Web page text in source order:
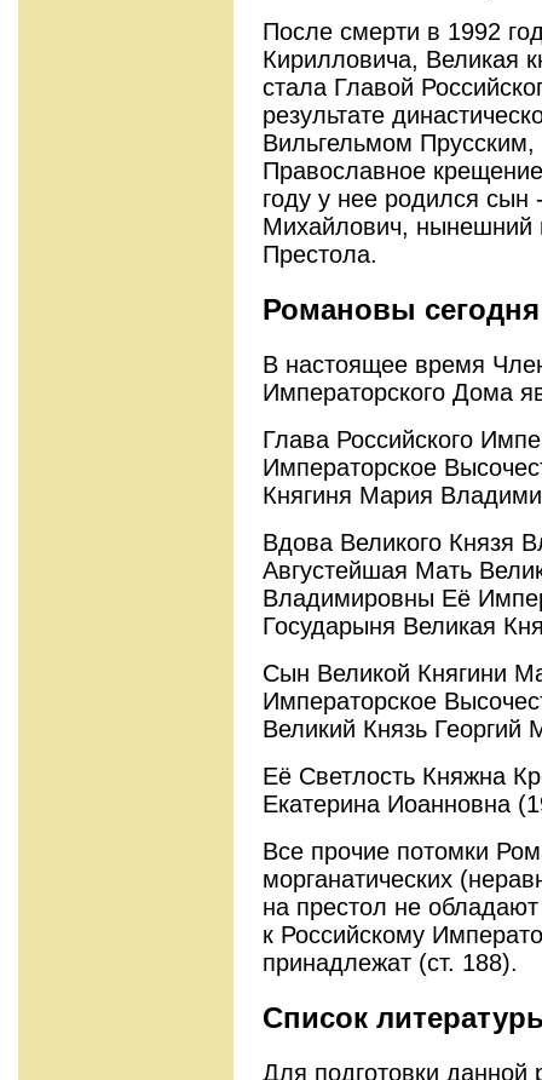
После смерти в 1992
Кирилловича, Великая
стала Главой
результате
Вильгельмом
Православное
году у нее родился сын
Михайлович, нынешний
Престола.
Романовы сегодня
В настоящее время
Императорского Дома
Глава Российского
Императорское
Княгиня Мария
Вдова Великого Князя
Августейшая Мать
Владимировны Её
Государыня Великая
Сын Великой Княгини
Императорское
Великий Князь Георгий
Её Светлость Княжна
Екатерина Иоанновна
Все прочие потомки
морганатических
на престол не
к Российскому
принадлежат (ст. 188).
Список
Для подготовки